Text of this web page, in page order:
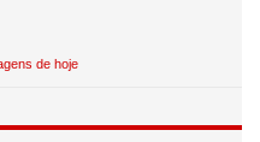
de hoje